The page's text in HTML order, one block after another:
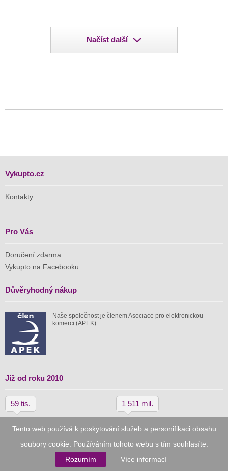
Tento web používá k poskytování služeb a personifikaci obsahu
soubory cookie. Používáním tohoto webu s tím souhlasíte.
Rozumím
Více informací
Načíst další
Vykupto.cz
Kontakty
Pro Vás
Doručení zdarma
Vykupto na Facebooku
Důvěryhodný nákup
Naše společnost je členem Asociace pro elektronickou
komerci (APEK)
Již od roku 2010
59 tis. 1 511 mil.
© 2010–2026Vykupto.cz
Podmínky užití
Zpracování osobních údajů